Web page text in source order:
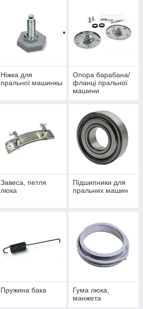
Ніжка для
пральної машинкы
Опора барабана/
фланці пральної
машини
Завеса, петля
люка
Підшипники для
пральних машин
Пружина бака
Гума люка,
манжета